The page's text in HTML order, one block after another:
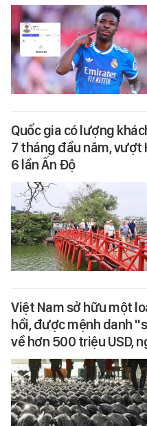
Quốc gia có lượng
7 tháng đầu năm, vượt
6 lần Ấn Độ
Việt Nam sở hữu một
hồi, được mệnh danh
về hơn 500 triệu USD,